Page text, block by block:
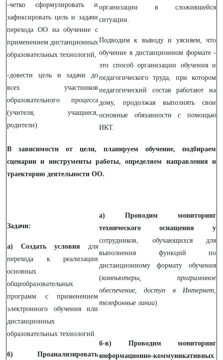
-четко сформулировать и
зафиксировать цель и задачи
перехода ОО на обучение с
применением дистанционных
образовательных технологий,
-довести цель и задачи до
всех участников
образовательного процесса
(учителя, учащиеся,
родители).
организации в сложившейся
ситуации.
Подводим к выводу и уясняем, что
обучение в дистанционном формате -
это способ организации обучения и
педагогического труда, при котором
педагогический состав работают на
дому, продолжая выполнять свои
основные обязанности с помощью
ИКТ.
В зависимости от цели, планируем обучение, подбираем
сценарии и инструменты работы, определяем направления и
траекторию деятельности ОО.
Задачи:
а) Создать условия для
перехода к реализации
основных
общеобразовательных
программ с применением
электронного обучения или
дистанционных
образовательных технологий
б) Проанализировать
а) Проводим мониторинг
технического оснащения у
сотрудников, обучающихся для
выполнения функций по
дистанционному формату обучения
(компьютеры, программное
обеспечение, доступ в Интернет,
телефонные линии)
б-в) Проводим мониторинг
информационно-коммуникативных